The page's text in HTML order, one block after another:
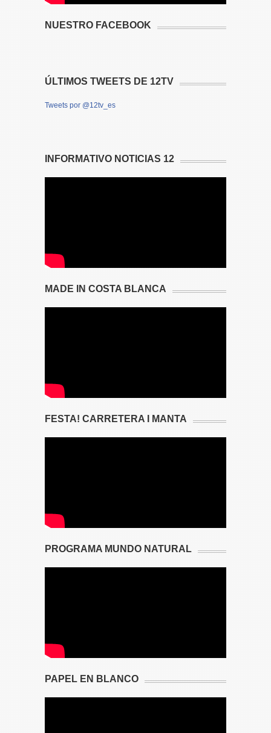
NUESTRO FACEBOOK
ÚLTIMOS TWEETS DE 12TV
Tweets por @12tv_es
INFORMATIVO NOTICIAS 12
MADE IN COSTA BLANCA
FESTA! CARRETERA I MANTA
PROGRAMA MUNDO NATURAL
PAPEL EN BLANCO